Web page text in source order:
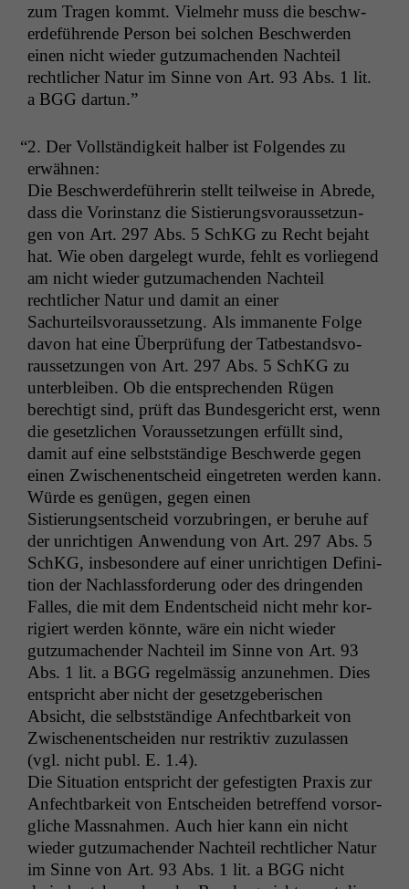
zum Tra­gen kommt. Vielmehr muss die beschw­
erde­führende Per­son bei solchen Beschw­er­den
einen nicht wieder gutzu­machen­den Nachteil
rechtlich­er Natur im Sinne von Art. 93 Abs. 1 lit.
a BGG dartun.”
“2. Der Voll­ständigkeit hal­ber ist Fol­gen­des zu
erwähnen:
Die Beschw­erde­führerin stellt teil­weise in Abrede,
dass die Vorin­stanz die Sistierungsvo­raus­set­zun­
gen von Art. 297 Abs. 5 SchKG zu Recht bejaht
hat. Wie oben dargelegt wurde, fehlt es vor­liegend
am nicht wieder gutzu­machen­den Nachteil
rechtlich­er Natur und damit an ein­er
Sachurteilsvo­raus­set­zung. Als imma­nente Folge
davon hat eine Über­prü­fung der Tatbe­standsvo­
raus­set­zun­gen von Art. 297 Abs. 5 SchKG zu
unterbleiben. Ob die entsprechen­den Rügen
berechtigt sind, prüft das Bun­des­gericht erst, wenn
die geset­zlichen Voraus­set­zun­gen erfüllt sind,
damit auf eine selb­st­ständi­ge Beschw­erde gegen
einen Zwis­ch­enentscheid einge­treten wer­den kann.
Würde es genü­gen, gegen einen
Sistierungsentscheid vorzubrin­gen, er beruhe auf
der unrichti­gen Anwen­dung von Art. 297 Abs. 5
SchKG, ins­beson­dere auf ein­er unrichti­gen Def­i­n­i­
tion der Nach­lass­forderung oder des drin­gen­den
Fall­es, die mit dem Endentscheid nicht mehr kor­
rigiert wer­den kön­nte, wäre ein nicht wieder
gutzu­machen­der Nachteil im Sinne von Art. 93
Abs. 1 lit. a BGG regelmäs­sig anzunehmen. Dies
entspricht aber nicht der geset­zge­berischen
Absicht, die selb­st­ständi­ge Anfecht­barkeit von
Zwis­ch­enentschei­den nur restrik­tiv zuzu­lassen
(vgl. nicht publ. E. 1.4).
Die Sit­u­a­tion entspricht der gefes­tigten Prax­is zur
Anfecht­barkeit von Entschei­den betr­e­f­fend vor­sor­
gliche Mass­nah­men. Auch hier kann ein nicht
wieder gutzu­machen­der Nachteil rechtlich­er Natur
im Sinne von Art. 93 Abs. 1 lit. a BGG nicht